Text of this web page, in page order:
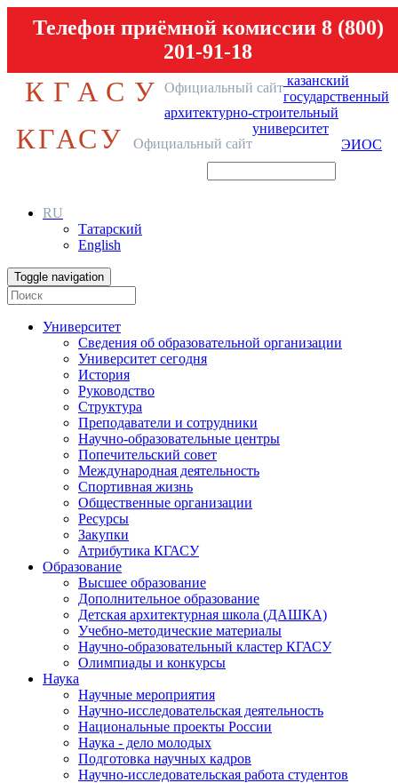
Телефон приёмной комиссии 8 (800)
201-91-18
КГАСУ Официальный сайт казанский
государственный
архитектурно-строительный
университет
КГАСУ Официальный сайт ЭИОС
RU
Татарский
English
Toggle navigation
Университет
Сведения об образовательной организации
Университет сегодня
История
Руководство
Структура
Преподаватели и сотрудники
Научно-образовательные центры
Попечительский совет
Международная деятельность
Спортивная жизнь
Общественные организации
Ресурсы
Закупки
Атрибутика КГАСУ
Образование
Высшее образование
Дополнительное образование
Детская архитектурная школа (ДАШКА)
Учебно-методические материалы
Научно-образовательный кластер КГАСУ
Олимпиады и конкурсы
Наука
Научные мероприятия
Научно-исследовательская деятельность
Национальные проекты России
Наука - дело молодых
Подготовка научных кадров
Научно-исследовательская работа студентов